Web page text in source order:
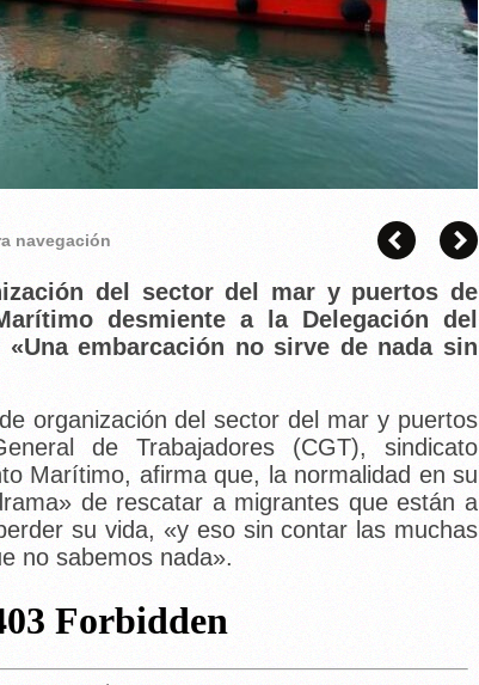
navegación
del sector del mar y puertos de
desmiente a la Delegación del
embarcación no sirve de nada sin
organización del sector del mar y puertos
de Trabajadores (CGT), sindicato
Marítimo, afirma que, la normalidad en su
de rescatar a migrantes que están a
su vida, «y eso sin contar las muchas
no sabemos nada».